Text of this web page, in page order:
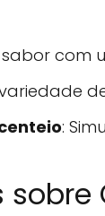
sabor com
: